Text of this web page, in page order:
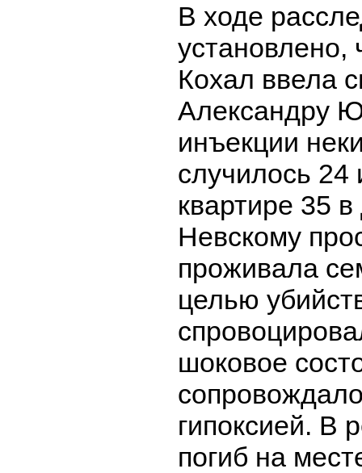
В ходе
установлено,
Кохал ввела
Александру
инъекции
случилось 24
квартире 35
Невскому
проживала
целью
шоковое
гипоксией. В
погиб на